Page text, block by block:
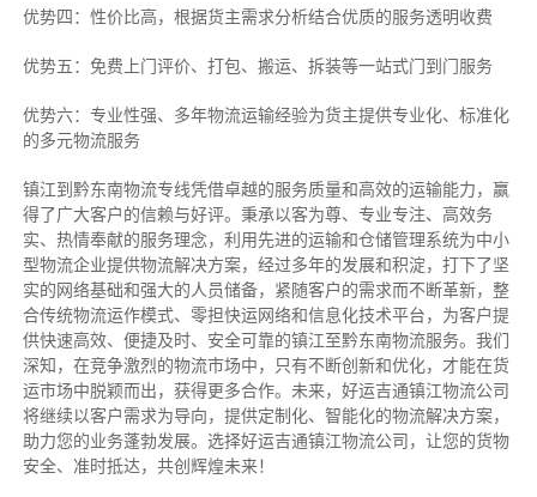
优势四：性价比高，根据货主需求分析结合优质的服务透明收费
优势五：免费上门评价、打包、搬运、拆装等一站式门到门服务
优势六：专业性强、多年物流运输经验为货主提供专业化、标准化
的多元物流服务
镇江到黔东南物流专线凭借卓越的服务质量和高效的运输能力，赢
得了广大客户的信赖与好评。 秉承以客为尊、专业专注、高效务
实、热情奉献的服务理念，利用先进的运输和仓储管理系统为中小
型物流企业提供物流解决方案，经过多年的发展和积淀，打下了坚
实的网络基础和强大的人员储备，紧随客户的需求而不断革新，整
合传统物流运作模式、零担快运网络和信息化技术平台，为客户提
供快速高效、便捷及时、安全可靠的镇江至黔东南物流服务。 我们
深知，在竞争激烈的物流市场中，只有不断创新和优化，才能在货
运市场中脱颖而出，获得更多合作。 未来，好运吉通镇江物流公司
将继续以客户需求为导向，提供定制化、智能化的物流解决方案，
助力您的业务蓬勃发展。选择好运吉通镇江物流公司，让您的货物
安全、准时抵达，共创辉煌未来！